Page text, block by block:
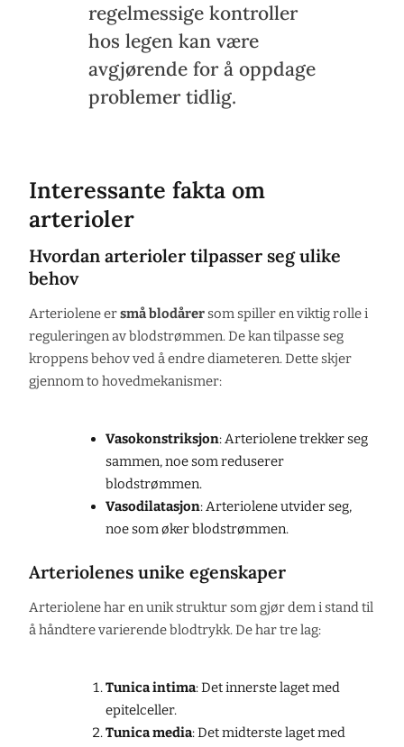
regelmessige kontroller
hos legen kan være
avgjørende for å oppdage
problemer tidlig.
Interessante fakta om
arterioler
Hvordan arterioler tilpasser seg ulike
behov
Arteriolene ersmå blodårersom spiller en viktig rolle i
reguleringen av blodstrømmen. De kan tilpasse seg
kroppens behov ved å endre diameteren. Dette skjer
gjennom to hovedmekanismer:
Vasokonstriksjon: Arteriolene trekker seg
sammen, noe som reduserer
blodstrømmen.
Vasodilatasjon: Arteriolene utvider seg,
noe som øker blodstrømmen.
Arteriolenes unike egenskaper
Arteriolene har en unik struktur som gjør dem i stand til
å håndtere varierende blodtrykk. De har tre lag:
Tunica intima: Det innerste laget med
epitelceller.
Tunica media: Det midterste laget med